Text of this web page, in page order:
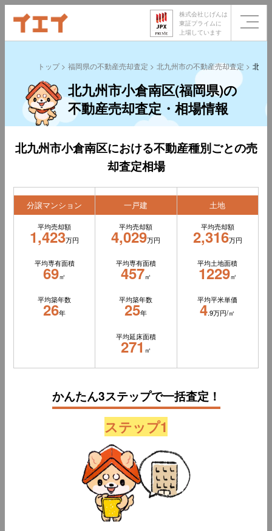
株式会社じげんは
東証プライムに
上場しています
トップ 福岡県の不動産売却査定 北九州市の不動産売却査定 北九
北九州市小倉南区(福岡県)の
不動産売却査定・相場情報
北九州市小倉南区における不動産種別ごとの売
却査定相場
分譲マンション
平均売却額
1,423万円
平均専有面積
69㎡
平均築年数
26年
一戸建
平均売却額
4,029万円
平均専有面積
457㎡
平均築年数
25年
平均延床面積
271㎡
土地
平均売却額
2,316万円
平均土地面積
1229㎡
平均平米単価
4.9万円/㎡
かんたん3ステップで一括査定！
ステップ1